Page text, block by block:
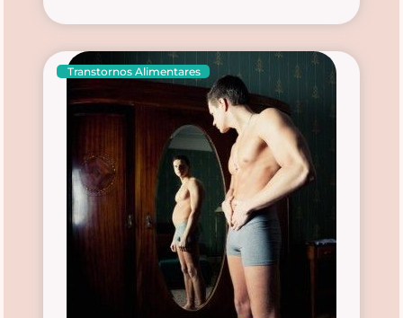
Transtornos Alimentares